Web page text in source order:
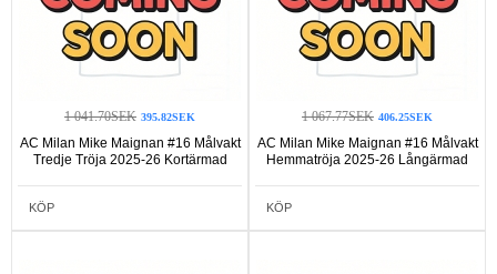
1 041.70SEK 395.82SEK
AC Milan Mike Maignan #16 Målvakt
Tredje Tröja 2025-26 Kortärmad
KÖP
1 067.77SEK 406.25SEK
AC Milan Mike Maignan #16 Målvakt
Hemmatröja 2025-26 Långärmad
KÖP